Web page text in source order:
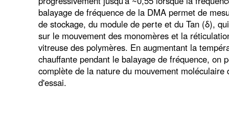
balayage de fréquence de la DMA permet de
de stockage, du module de perte et du Tan (δ),
sur le mouvement des monomères et la
vitreuse des polymères. En augmentant la
chauffante pendant le balayage de fréquence, on
complète de la nature du mouvement moléculaire
d'essai.